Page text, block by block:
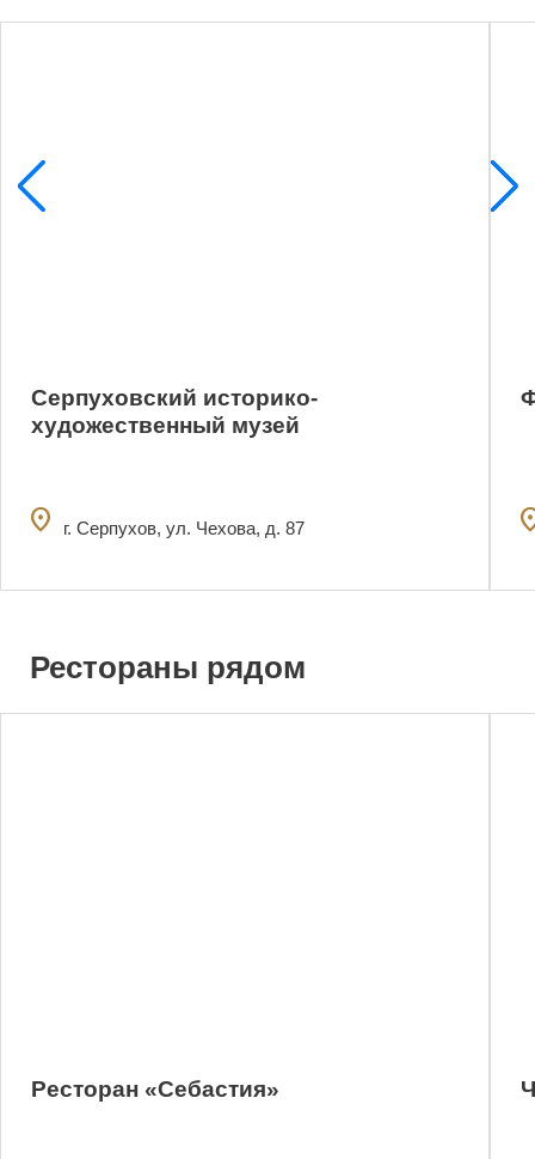
Серпуховский историко-
художественный музей
location_on г. Серпухов, ул. Чехова, д. 87
Рестораны рядом
Ресторан «Себастия»